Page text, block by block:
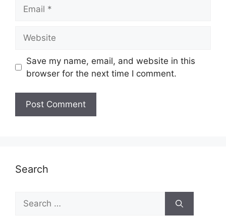
Save my name, email, and website in this
browser for the next time I comment.
Search
Search
for: